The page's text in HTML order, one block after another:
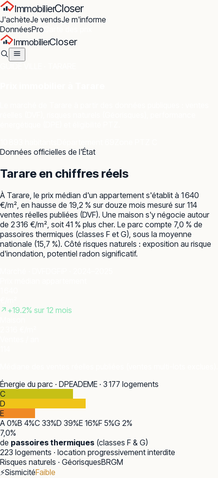
ImmobilierCloser
J'achèteJe vendsJe m'informe
DonnéesPro
ImmobilierCloser
Données officielles de l'État
Tarare en chiffres réels
À Tarare, le prix médian d'un appartement s'établit à 1 640
€/m², en hausse de 19,2 % sur douze mois mesuré sur 114
ventes réelles publiées (DVF). Une maison s'y négocie autour
de 2 316 €/m², soit 41 % plus cher. Le parc compte 7,0 % de
passoires thermiques (classes F et G), sous la moyenne
nationale (15,7 %). Côté risques naturels : exposition au risque
d'inondation, potentiel radon significatif.
↗ +19.2% sur 12 mois
Énergie du parc · DPEADEME · 3 177 logements
C
D
E
A 0%B 4%C 33%D 39%E 16%F 5%G 2%
7,0%
de passoires thermiques (classes F & G)
223 logements · location progressivement interdite
Risques naturels · GéorisquesBRGM
⚡SismicitéFaible